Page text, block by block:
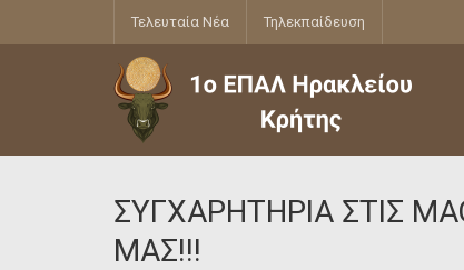
Τελευταία Νέα Τηλεκπαίδευση
ΣΥΓΧΑΡΗΤΗΡΙΑ ΣΤΙΣ
ΜΑΣ!!!